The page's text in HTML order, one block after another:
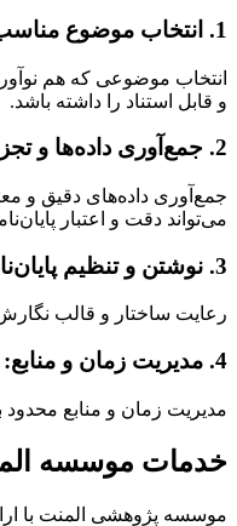
1. انتخاب موضوع مناسب و نوآورانه:
انتخاب موضوعی که هم
و قابل‌ استناد را داشته باشد.
2. جمع‌آوری داده‌ها و تجزیه و تحلیل آن‌ها:
جمع‌آوری داده‌های دقیق و
می‌تواند دقت و اعتبار
3. نوشتن و تنظیم پایان‌نامه:
رعایت ساختار و قالب نگارش
4. مدیریت زمان و منابع:
مدیریت زمان و منابع محدود
خدمات موسسه
موسسه پژوهشی المنت با